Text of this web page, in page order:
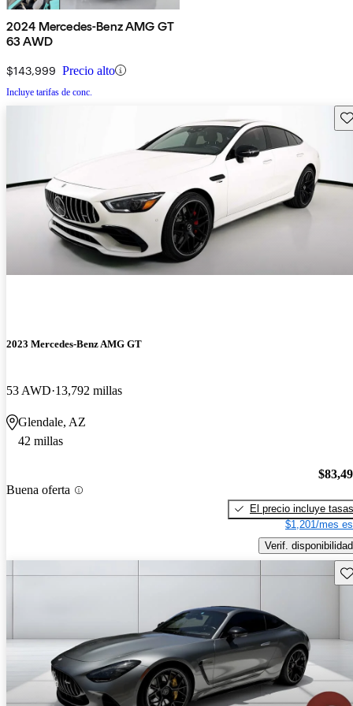
2024 Mercedes-Benz AMG GT
63 AWD
$143,999 Precio alto
Incluye tarifas de conc.
2023 Mercedes-Benz AMG GT
53 AWD 13,792 millas
Glendale, AZ
42 millas
Buena oferta
El precio incluye tasas
$1,201/mes
Verif. disponibilidad